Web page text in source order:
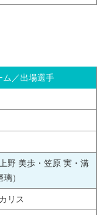
ム／出場選手
野 美歩・笠原 実・溝
）
リス